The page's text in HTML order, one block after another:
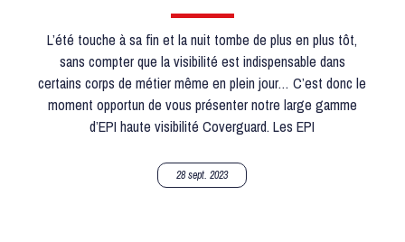
L’été touche à sa fin et la nuit tombe de plus en plus tôt,
sans compter que la visibilité est indispensable dans
certains corps de métier même en plein jour… C’est donc le
moment opportun de vous présenter notre large gamme
d’EPI haute visibilité Coverguard. Les EPI
28 sept. 2023